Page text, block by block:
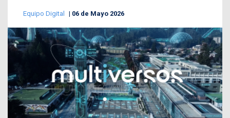
Equipo Digital 06 de Mayo 2026